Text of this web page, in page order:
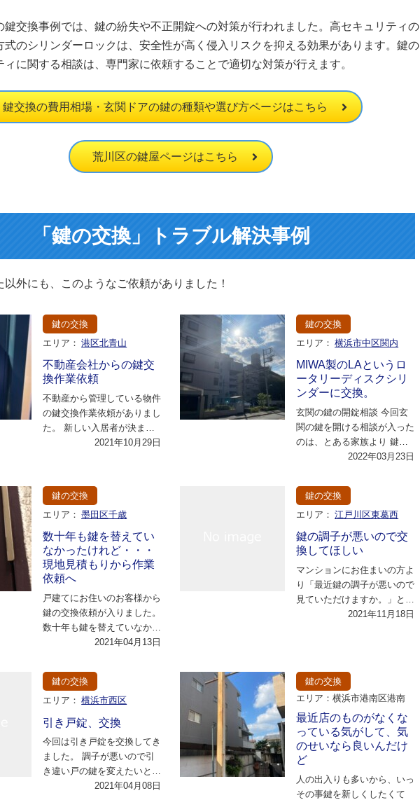
鍵交換事例では、鍵の紛失や不正開錠への対策が行われました。高セキュリティの
式のシリンダーロックは、安全性が高く侵入リスクを抑える効果があります。鍵の
に関する相談は、専門家に依頼することで適切な対策が行えます。
鍵交換の費用相場・玄関ドアの鍵の種類や選び方ページはこちら
荒川区の鍵屋ページはこちら
「鍵の交換」トラブル解決事例
以外にも、このようなご依頼がありました！
鍵の交換
エリア： 港区北青山
不動産会社からの鍵交
換作業依頼
不動産から管理している物件
の鍵交換作業依頼がありまし
た。 新しい入居者が決まっ
たとのことで、急遽鍵を取り
2021年10月29日
鍵の交換
エリア： 横浜市中区関内
MIWA製のLAというロ
ータリーディスクシリ
ンダーに交換。
玄関の鍵の開錠相談 今回玄
関の鍵を開ける相談が入った
のは、とある家族より 鍵を
無くしてしまったので、鍵を
2022年03月23日
鍵の交換
エリア： 墨田区千歳
数十年も鍵を替えてい
なかったけれど・・・
現地見積もりから作業
依頼へ
戸建てにお住いのお客様から
鍵の交換依頼が入りました。
数十年も鍵を替えていなかっ
たけれど 今回は久しぶりに
2021年04月13日
鍵の交換
エリア： 江戸川区東葛西
鍵の調子が悪いので交
換してほしい
マンションにお住まいの方よ
り「最近鍵の調子が悪いので
見ていただけますか。」との
ことで早速お伺いさせていた
2021年11月18日
鍵の交換
エリア： 横浜市西区
引き戸錠、交換
今回は引き戸錠を交換してき
ました。 調子が悪いので引
き違い戸の鍵を変えたいとい
うお客様の依頼でした。 こ
2021年04月08日
鍵の交換
エリア：横浜市港南区港南
最近店のものがなくな
っている気がして、気
のせいなら良いんだけ
ど
人の出入りも多いから、いっ
その事鍵を新しくしたくて